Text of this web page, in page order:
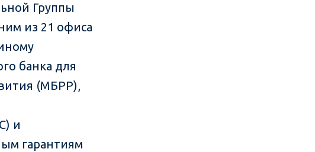
Группы
из 21 офиса
банка для
(МБРР),
и
гарантиям